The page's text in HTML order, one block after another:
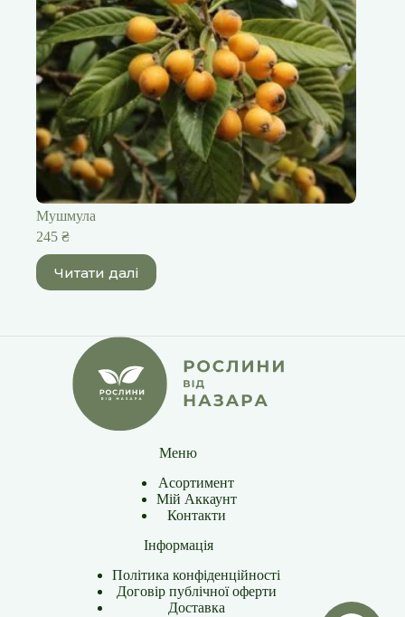
Мушмула
245 ₴
Читати далі
Меню
Асортимент
Мій Аккаунт
Контакти
Інформація
Політика конфіденційності
Договір публічної оферти
Доставка